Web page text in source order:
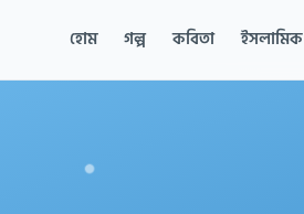
হোম গল্প কবিতা ইসলামিক